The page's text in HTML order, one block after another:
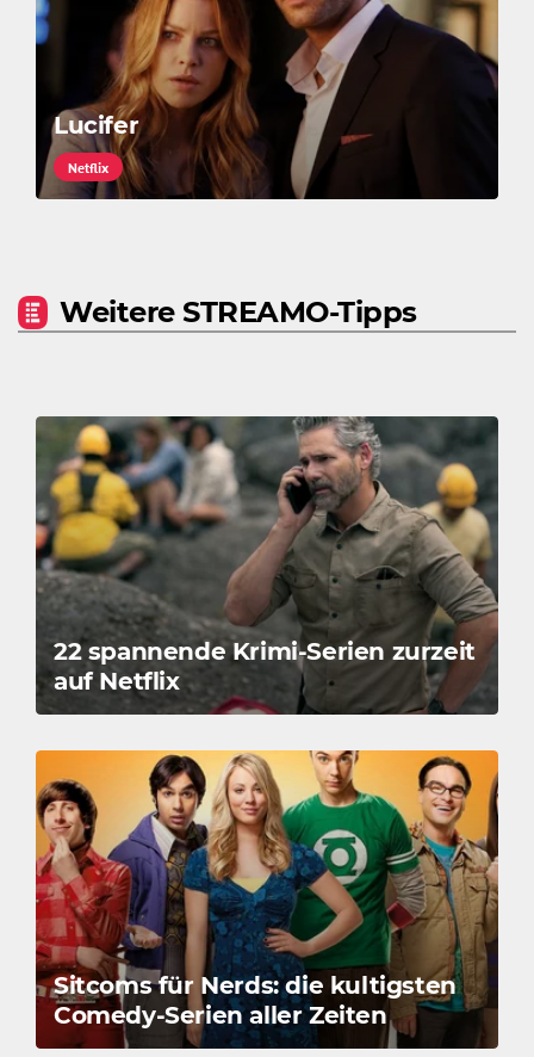
Lucifer
Netflix
Weitere STREAMO-Tipps
22 spannende Krimi-Serien zurzeit
auf Netflix
Sitcoms für Nerds: die kultigsten
Comedy-Serien aller Zeiten